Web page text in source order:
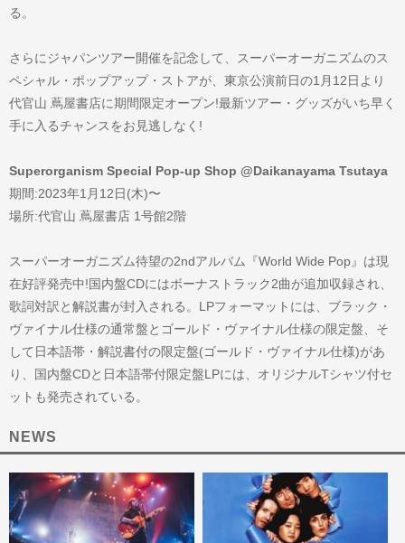
る。
さらにジャパンツアー開催を記念して、スーパーオーガニズムのス
ペシャル・ポップアップ・ストアが、東京公演前日の1月12日より
代官山 蔦屋書店に期間限定オープン!最新ツアー・グッズがいち早く
手に入るチャンスをお見逃しなく!
Superorganism Special Pop-up Shop @Daikanayama Tsutaya
期間:2023年1月12日(木)〜
場所:代官山 蔦屋書店 1号館2階
スーパーオーガニズム待望の2ndアルバム『World Wide Pop』は現
在好評発売中!国内盤CDにはボーナストラック2曲が追加収録され、
歌詞対訳と解説書が封入される。LPフォーマットには、ブラック・
ヴァイナル仕様の通常盤とゴールド・ヴァイナル仕様の限定盤、そ
して日本語帯・解説書付の限定盤(ゴールド・ヴァイナル仕様)があ
り、国内盤CDと日本語帯付限定盤LPには、オリジナルTシャツ付セ
ットも発売されている。
NEWS